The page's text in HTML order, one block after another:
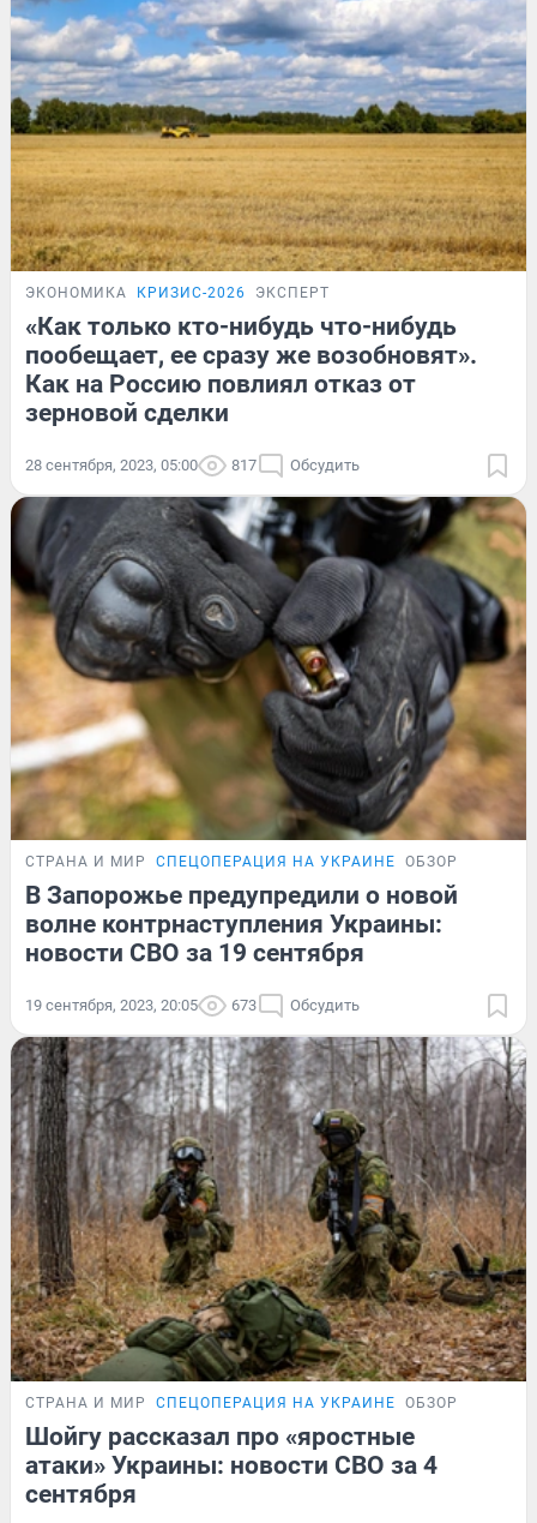
ЭКОНОМИКА КРИЗИС-2026 ЭКСПЕРТ
«Как только кто-нибудь что-нибудь
пообещает, ее сразу же возобновят».
Как на Россию повлиял отказ от
зерновой сделки
28 сентября, 2023, 05:00 817 Обсудить
СТРАНА И МИР СПЕЦОПЕРАЦИЯ НА УКРАИНЕ ОБЗОР
В Запорожье предупредили о новой
волне контрнаступления Украины:
новости СВО за 19 сентября
19 сентября, 2023, 20:05 673 Обсудить
СТРАНА И МИР СПЕЦОПЕРАЦИЯ НА УКРАИНЕ ОБЗОР
Шойгу рассказал про «яростные
атаки» Украины: новости СВО за 4
сентября